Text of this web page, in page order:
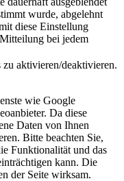
wurde, abgelehnt
diese Einstellung
bei jedem
aktivieren/deaktivieren.
wie Google
Da diese
Daten von Ihnen
Bitte beachten Sie,
Funktionalität und das
kann. Die
der Seite wirksam.